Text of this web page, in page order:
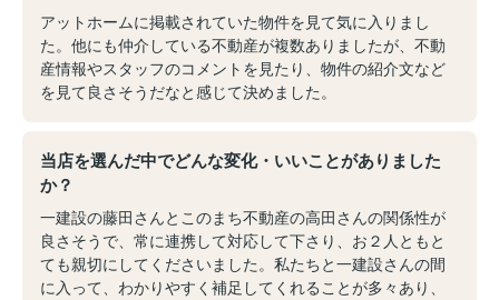
アットホームに掲載されていた物件を見て気に入りまし
た。他にも仲介している不動産が複数ありましたが、不動
産情報やスタッフのコメントを見たり、物件の紹介文など
を見て良さそうだなと感じて決めました。
当店を選んだ中でどんな変化・いいことがありました
か？
一建設の藤田さんとこのまち不動産の高田さんの関係性が
良さそうで、常に連携して対応して下さり、お２人ともと
ても親切にしてくださいました。私たちと一建設さんの間
に入って、わかりやすく補足してくれることが多々あり、